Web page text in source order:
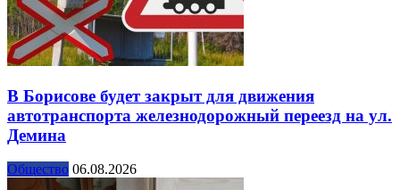
В Борисове будет закрыт для движения
автотранспорта железнодорожный переезд на ул.
Демина
Общество 06.08.2026